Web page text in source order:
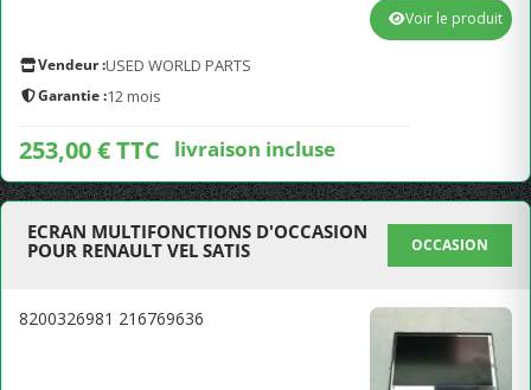
Vendeur :USED WORLD PARTS
Garantie :12 mois
253,00 € TTC livraison incluse
Voir le produit
ECRAN MULTIFONCTIONS D'OCCASION
POUR RENAULT VEL SATIS
OCCASION
8200326981 216769636